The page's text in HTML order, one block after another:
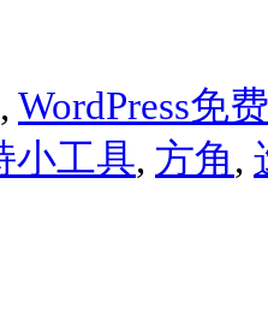
, WordPress免
小工具, 方角,